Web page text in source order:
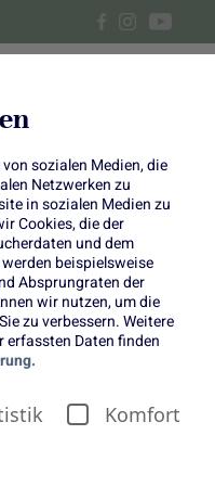
sozialen Medien, die
Netzwerken zu
in sozialen Medien zu
Cookies, die der
und dem
beispielsweise
Absprungraten der
wir nutzen, um die
zu verbessern. Weitere
Daten finden
Komfort
im Vintage
Blumen
Schale